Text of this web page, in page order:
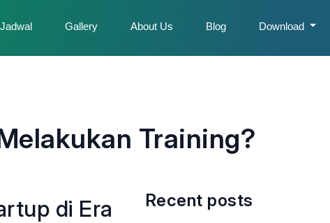
Jadwal Gallery About Us Blog Download
Training?
di Era
Recent posts